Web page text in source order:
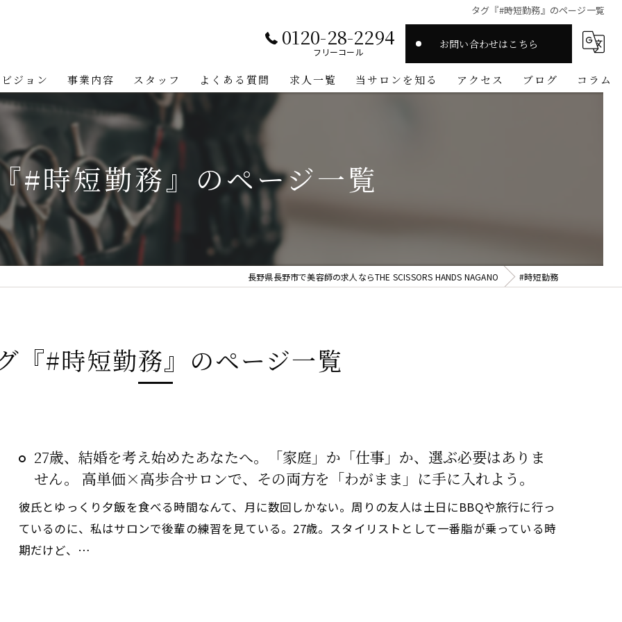
タグ『#時短勤務』のページ一覧
0120-28-2294
フリーコール
お問い合わせはこちら
ビジョン 事業内容 スタッフ よくある質問 求人一覧 当サロンを知る
マンツーマン
アクセス ブログ コラム
#時短勤務』のページ一覧
長野県長野市で美容師の求人ならTHE SCISSORS HANDS NAGANO #時短勤務
『#時短勤務』のページ一覧
27歳、結婚を考え始めたあなたへ。「家庭」か「仕事」か、選ぶ必要はありま
せん。 高単価×高歩合サロンで、その両方を「わがまま」に手に入れよう。
彼氏とゆっくり夕飯を食べる時間なんて、月に数回しかない。周りの友人は土日にBBQや旅行に行っ
ているのに、私はサロンで後輩の練習を見ている。27歳。スタイリストとして一番脂が乗っている時
期だけど、…